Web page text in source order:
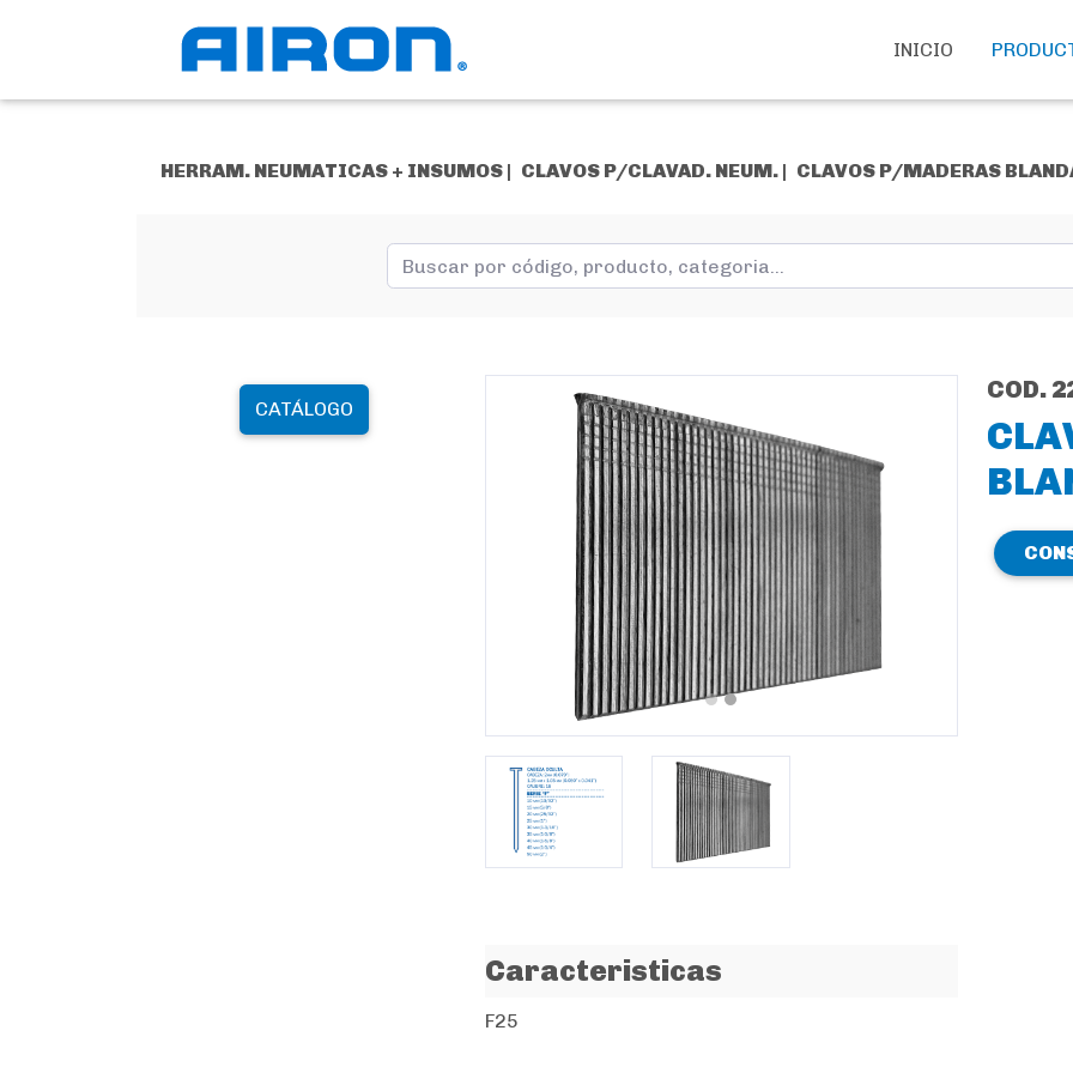
INICIO
HERRAM. NEUMATICAS + INSUMOS | CLAVOS P/CLAVAD. NEUM. | CLAVOS P/MADERAS
CATÁLOGO
Previous
COD.
Caracteristicas
F25